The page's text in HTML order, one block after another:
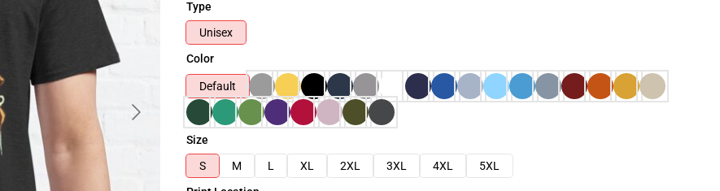
Type
Unisex
Color
Default
Size
S
M L XL 2XL 3XL 4XL
5XL